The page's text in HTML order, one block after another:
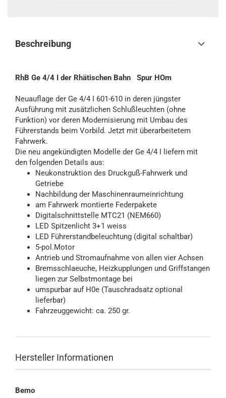
Beschreibung
RhB Ge 4/4 I der Rhätischen Bahn Spur HOm
Neuauflage der Ge 4/4 I 601-610 in deren jüngster
Ausführung mit zusätzlichen Schlußleuchten (ohne
Funktion) vor deren Modernisierung mit Umbau des
Führerstands beim Vorbild. Jetzt mit überarbeitetem
Fahrwerk.
Die neu angekündigten Modelle der Ge 4/4 I liefern mit
den folgenden Details aus:
Neukonstruktion des Druckguß-Fahrwerk und
Getriebe
Nachbildung der Maschinenraumeinrichtung
am Fahrwerk montierte Federpakete
Digitalschnittstelle MTC21 (NEM660)
LED Spitzenlicht 3+1 weiss
LED Führerstandbeleuchtung (digital schaltbar)
5-pol.Motor
Antrieb und Stromaufnahme von allen vier Achsen
Bremsschlaeuche, Heizkupplungen und Griffstangen
liegen zur Selbstmontage bei
umspurbar auf H0e (Tauschradsatz optional
lieferbar)
Fahrzeuggewicht: ca. 250 gr.
Hersteller Informationen
Bemo